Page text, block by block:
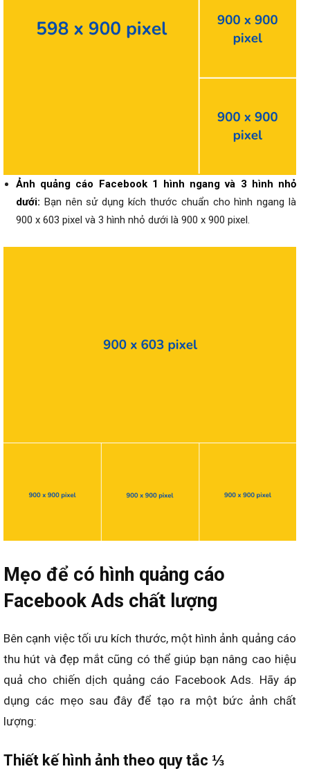
Ảnh quảng cáo Facebook 1 hình ngang và 3 hình nhỏ
dưới: Bạn nên sử dụng kích thước chuẩn cho hình ngang là
900 x 603 pixel và 3 hình nhỏ dưới là 900 x 900 pixel.
Mẹo để có hình quảng cáo
Facebook Ads chất lượng
Bên cạnh việc tối ưu kích thước, một hình ảnh quảng cáo
thu hút và đẹp mắt cũng có thể giúp bạn nâng cao hiệu
quả cho chiến dịch quảng cáo Facebook Ads. Hãy áp
dụng các mẹo sau đây để tạo ra một bức ảnh chất
lượng:
Thiết kế hình ảnh theo quy tắc ⅓